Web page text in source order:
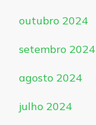
outubro 2024
setembro 2024
agosto 2024
julho 2024